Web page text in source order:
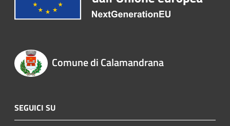
Comune di Calamandrana
SEGUICI SU